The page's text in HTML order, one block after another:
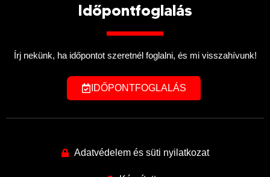
Időpontfoglalás
Írj nekünk, ha időpontot szeretnél foglalni, és mi visszahívunk!
IDŐPONTFOGLALÁS
Adatvédelem és süti nyilatkozat